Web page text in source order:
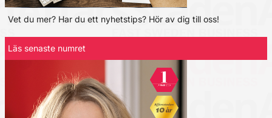
Vet du mer? Har du ett nyhetstips? Hör av dig till oss!
Läs senaste numret